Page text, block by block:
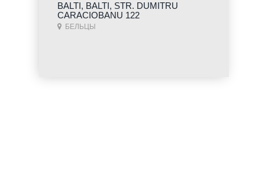
BALTI, BALTI, STR. DUMITRU
CARACIOBANU 122
БЕЛЬЦЫ